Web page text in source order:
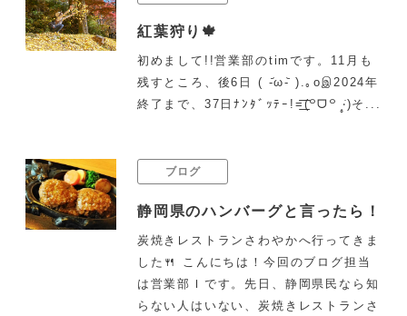
紅葉狩り🍁
初めまして!!営業部のtimです。11月も
残すところ、後6日 ( -᷄ω-᷅ ).｡oஇ2024年
終了まで、37日ﾅﾝﾀﾞｯﾃｰ!=͟͟͞͞(꒪ᗜ꒪ ‧̣̥̇)そ...
ブログ
静岡県のハンバーグと言ったら！
炭焼きレストランさわやかへ行ってきま
した🍴 こんにちは！今回のブログ担当
は営業部Ｉです。先日、静岡県民なら知
らない人はいない、炭焼きレストランさ